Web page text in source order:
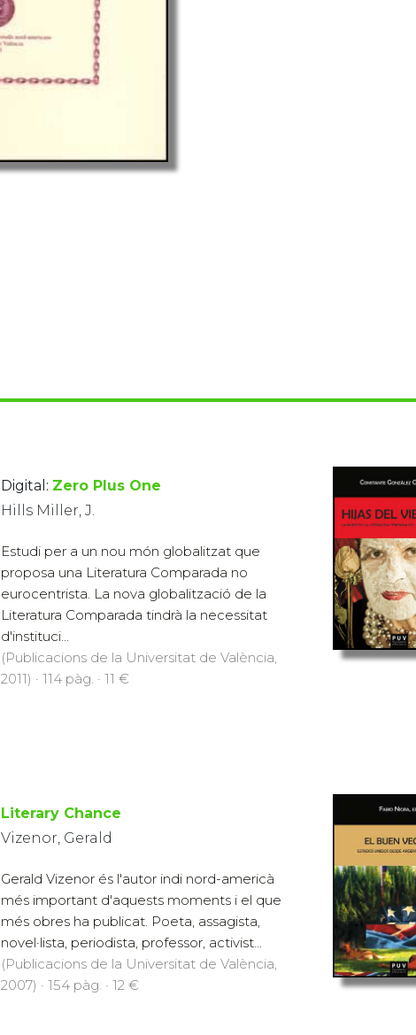
Digital: Zero Plus One
Hills Miller, J.
Estudi per a un nou món globalitzat que
proposa una Literatura Comparada no
eurocentrista. La nova globalització de la
Literatura Comparada tindrà la necessitat
d'instituci...
(Publicacions de la Universitat de València,
2011) · 114 pàg. · 11 €
Literary Chance
Vizenor, Gerald
Gerald Vizenor és l'autor indi nord-americà
més important d'aquests moments i el que
més obres ha publicat. Poeta, assagista,
novel·lista, periodista, professor, activist...
(Publicacions de la Universitat de València,
2007) · 154 pàg. · 12 €